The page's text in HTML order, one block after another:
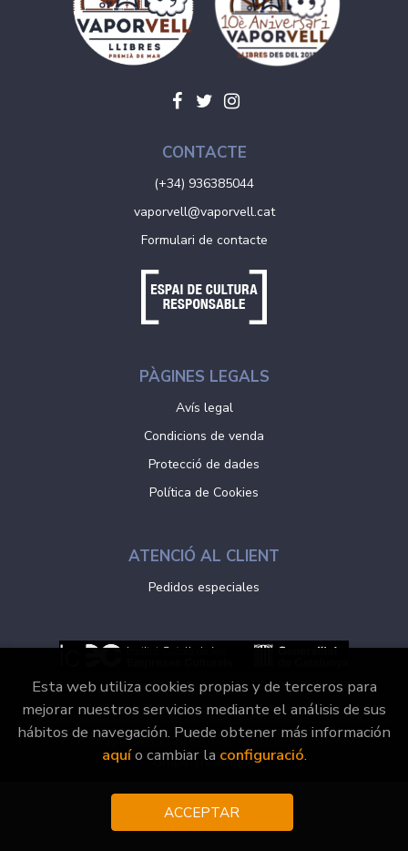
CONTACTE
(+34) 936385044
vaporvell@vaporvell.cat
Formulari de contacte
PÀGINES LEGALS
Avís legal
Condicions de venda
Protecció de dades
Política de Cookies
ATENCIÓ AL CLIENT
Pedidos especiales
2026 © Vaporvell Llibres. Tots els Drets Reservats |
Grupo Trevenque
Esta web utiliza cookies propias y de terceros para
mejorar nuestros servicios mediante el análisis de sus
hábitos de navegación. Puede obtener más información
aquío cambiar la configuració.
ACCEPTAR